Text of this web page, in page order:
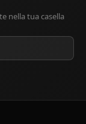
nella tua casella